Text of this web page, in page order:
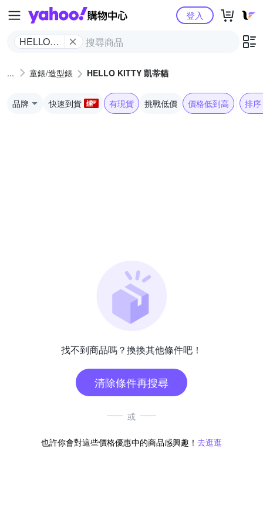
Yahoo購物中心
HELLO
蒂貓
登入
童錶/造型錶 HELLO KITTY 凱蒂貓
品牌 快速到貨 有現貨 挑戰低價 價格低到高 排序
找不到商品嗎？換換其他條件吧！
清除條件再搜尋
或
也許你會對這些價格優惠中的商品感興趣！ 去逛逛